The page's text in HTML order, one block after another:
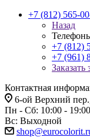
+7 (812) 565-
Назад
+7 (812)
+7 (961)
Заказать
Контактная
6-ой Верхний
Пн - Сб: 10:00 - 19:00
Вс: Выходной